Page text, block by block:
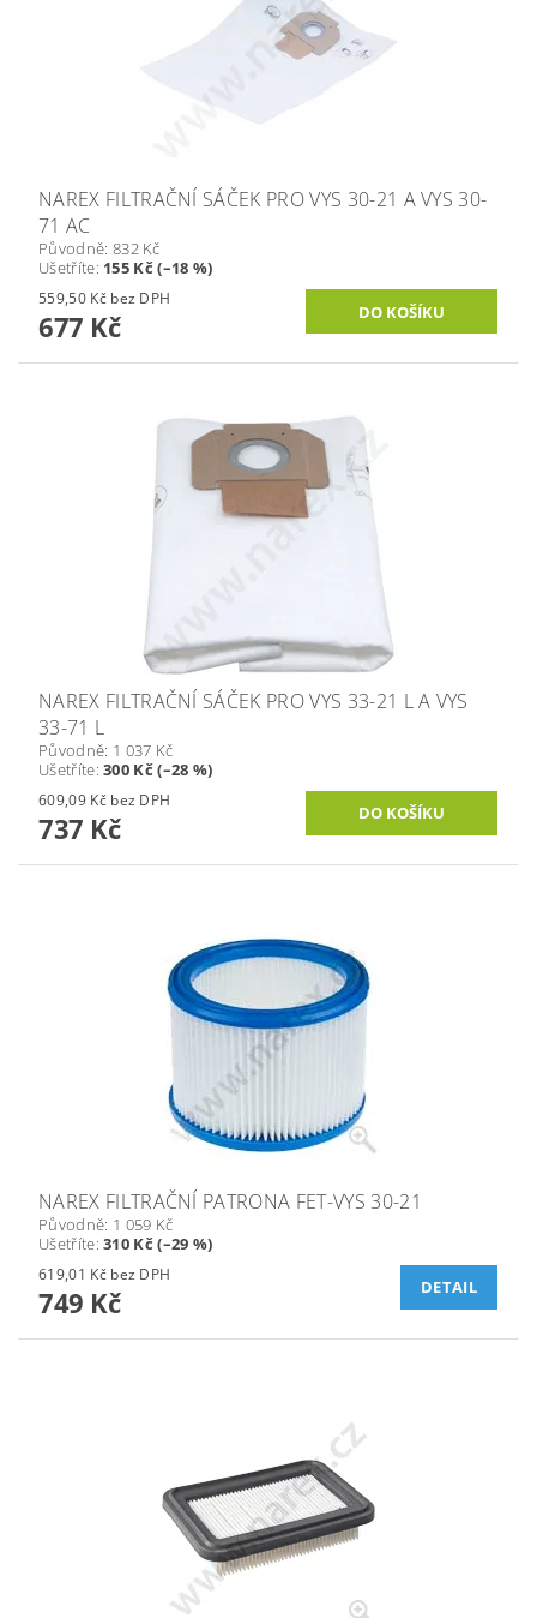
NAREX FILTRAČNÍ SÁČEK PRO VYS 30-21 A VYS 30-
71 AC
Původně: 832 Kč
Ušetříte: 155 Kč (–18 %)
559,50 Kč bez DPH
677 Kč
NAREX FILTRAČNÍ SÁČEK PRO VYS 33-21 L A VYS
33-71 L
Původně: 1 037 Kč
Ušetříte:300 Kč (–28 %)
609,09 Kč bez DPH
737 Kč
NAREX FILTRAČNÍ PATRONA FET-VYS 30-21
Původně: 1 059 Kč
Ušetříte:310 Kč (–29 %)
619,01 Kč bez DPH
749 Kč DETAIL